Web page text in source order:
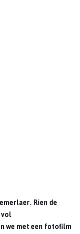
Rien de
we met een fotofilm